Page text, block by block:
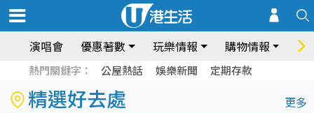
演唱會 優惠著數 玩樂情報 購物情報 飲
熱門關鍵字： 公屋熱話 娛樂新聞 定期存款
精選好去處 更多